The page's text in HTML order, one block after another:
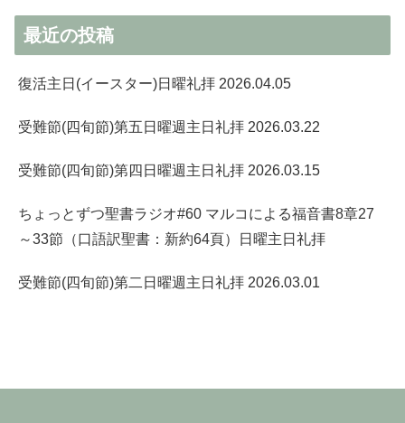
最近の投稿
復活主日(イースター)日曜礼拝 2026.04.05
受難節(四旬節)第五日曜週主日礼拝 2026.03.22
受難節(四旬節)第四日曜週主日礼拝 2026.03.15
ちょっとずつ聖書ラジオ#60 マルコによる福音書8章27
～33節（口語訳聖書：新約64頁）日曜主日礼拝
受難節(四旬節)第二日曜週主日礼拝 2026.03.01